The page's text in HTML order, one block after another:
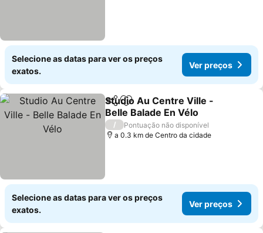
Selecione as datas para ver os preços
exatos.
Ver preços
PartilharAdicionar aos favoritos
Studio Au Centre Ville -
Belle Balade En Vélo
Ver preços
/
Pontuação não disponível
a 0.3 km de Centro da cidade
Selecione as datas para ver os preços
exatos.
Ver preços